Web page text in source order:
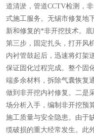
道清淤，管道CCTV检测，
式施工服务。无锡市修复地
新和修复的*非开挖技术。
第三步，固定扎头，打开风
内衬管鼓起后，迅速将灯架
保证固化过程完成。整个固
端多余材料，拆除气囊恢复
做到非开挖内衬修复。二是
场分析入手，编制非开挖预
施工质量与安全隐患。由于
缆破损的重大经常发生。此